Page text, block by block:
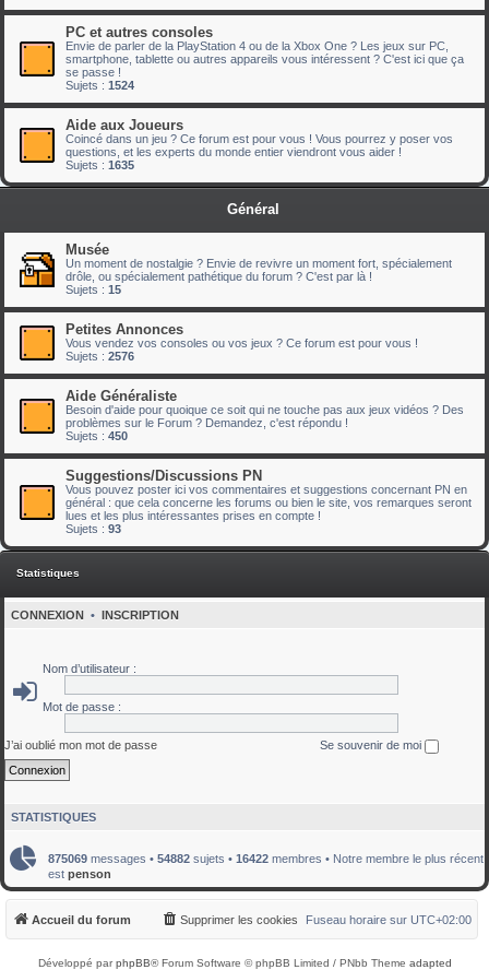
PC et autres consoles
Envie de parler de la PlayStation 4 ou de la Xbox One ? Les jeux sur PC,
smartphone, tablette ou autres appareils vous intéressent ? C'est ici que ça
se passe !
Sujets : 1524
Aide aux Joueurs
Coincé dans un jeu ? Ce forum est pour vous ! Vous pourrez y poser vos
questions, et les experts du monde entier viendront vous aider !
Sujets : 1635
Général
Musée
Un moment de nostalgie ? Envie de revivre un moment fort, spécialement
drôle, ou spécialement pathétique du forum ? C'est par là !
Sujets : 15
Petites Annonces
Vous vendez vos consoles ou vos jeux ? Ce forum est pour vous !
Sujets : 2576
Aide Généraliste
Besoin d'aide pour quoique ce soit qui ne touche pas aux jeux vidéos ? Des
problèmes sur le Forum ? Demandez, c'est répondu !
Sujets : 450
Suggestions/Discussions PN
Vous pouvez poster ici vos commentaires et suggestions concernant PN en
général : que cela concerne les forums ou bien le site, vos remarques seront
lues et les plus intéressantes prises en compte !
Sujets : 93
Statistiques
CONNEXION • INSCRIPTION
Nom d’utilisateur :
Mot de passe :
J’ai oublié mon mot de passe Se souvenir de moi
STATISTIQUES
875069 messages • 54882 sujets • 16422 membres • Notre membre le plus récent
est penson
Accueil du forum Fuseau horaire sur UTC+02:00
Supprimer les cookies
Développé parphpBB® Forum Software © phpBB Limited / PNbb Theme adapted